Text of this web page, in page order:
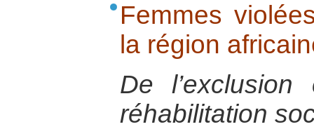
Femmes
la région
De
réhabilitation